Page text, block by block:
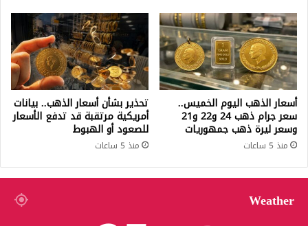
أسعار الذهب اليوم الخميس..
سعر جرام ذهب 24 و22 و21
وسعر ليرة ذهب جمهوريات
منذ 5 ساعات
تحذير بشأن أسعار الذهب.. بيانات
أمريكية مرتقبة قد تدفع الأسعار
للصعود أو الهبوط
منذ 5 ساعات
Weather